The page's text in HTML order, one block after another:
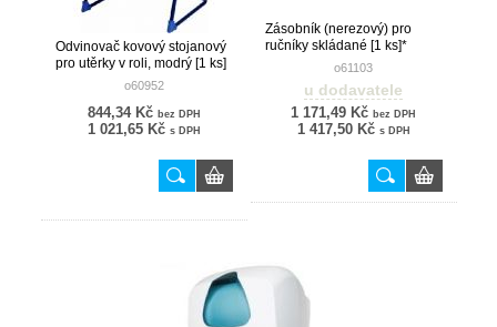
Odvinovač kovový stojanový
pro utěrky v roli, modrý [1 ks]
o60952
844,34 Kč bez DPH
1 021,65 Kč s DPH
Zásobník (nerezový) pro
ručníky skládané [1 ks]*
o61103
u dodavatele
1 171,49 Kč bez DPH
1 417,50 Kč s DPH